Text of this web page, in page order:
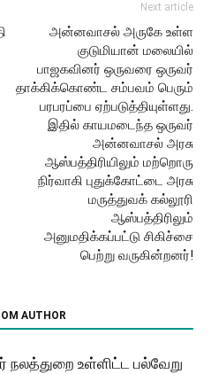
Next article
அன்னவாசல் அருகே உள்ள
குடுமியான் மலையில்
பாஜகவினர் ஒருவரை ஒருவர்
தாக்கிக்கொண்ட சம்பவம் பெரும்
பரபரப்பை ஏற்படுத்தியுள்ளது.
இதில் காயமடைந்த ஒருவர்
அன்னவாசல் அரசு
ஆஸ்பத்திரியிலும் மற்றொரு
நிர்வாகி புதுக்கோட்டை அரசு
மருத்துவக் கல்லூரி
ஆஸ்பத்திரிலும்
அனுமதிக்கப்பட்டு சிகிச்சை
பெற்று வருகின்றனர்!
AUTHOR
நலத்துறை உள்ளிட்ட பல்வேறு